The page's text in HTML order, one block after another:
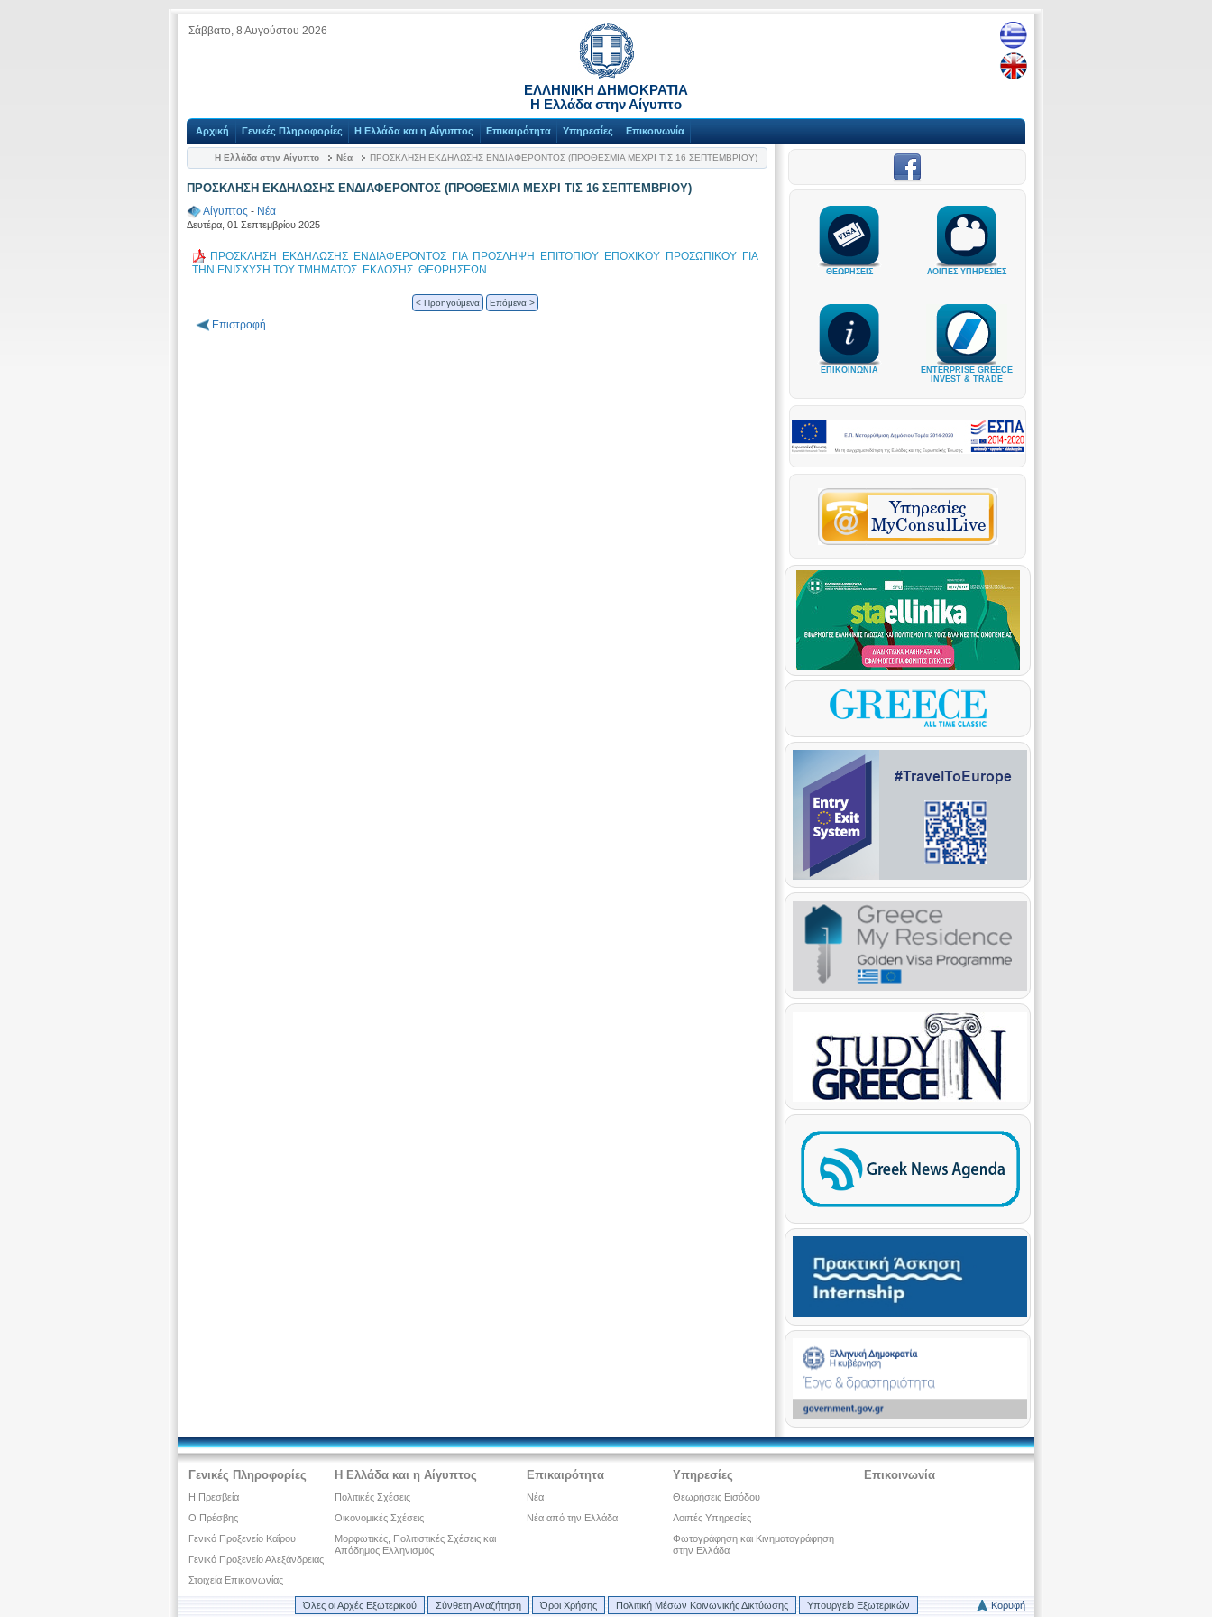
Σάββατο, 8 Αυγούστου 2026
ΕΛΛΗΝΙΚΗ ΔΗΜΟΚΡΑΤΙΑ
Η Ελλάδα στην Αίγυπτο
Αρχική Γενικές Πληροφορίες Η Ελλάδα και η Αίγυπτος Επικαιρότητα Υπηρεσίες Επικοινωνία
Η Ελλάδα στην Αίγυπτο Νέα ΠΡΟΣΚΛΗΣΗ ΕΚΔΗΛΩΣΗΣ ΕΝΔΙΑΦΕΡΟΝΤΟΣ (ΠΡΟΘΕΣΜΙΑ ΜΕΧΡΙ ΤΙΣ 16 ΣΕΠΤΕΜΒΡΙΟΥ)
ΠΡΟΣΚΛΗΣΗ ΕΚΔΗΛΩΣΗΣ ΕΝΔΙΑΦΕΡΟΝΤΟΣ (ΠΡΟΘΕΣΜΙΑ ΜΕΧΡΙ ΤΙΣ 16 ΣΕΠΤΕΜΒΡΙΟΥ)
Αίγυπτος - Νέα
Δευτέρα, 01 Σεπτεμβρίου 2025
ΠΡΟΣΚΛΗΣΗ ΕΚΔΗΛΩΣΗΣ ΕΝΔΙΑΦΕΡΟΝΤΟΣ ΓΙΑ ΠΡΟΣΛΗΨΗ ΕΠΙΤΟΠΙΟΥ ΕΠΟΧΙΚΟΥ ΠΡΟΣΩΠΙΚΟΥ ΓΙΑ
ΤΗΝ ΕΝΙΣΧΥΣΗ ΤΟΥ ΤΜΗΜΑΤΟΣ ΕΚΔΟΣΗΣ ΘΕΩΡΗΣΕΩΝ
< Προηγούμενα Επόμενα >
Επιστροφή
ΘΕΩΡΗΣΕΙΣ ΛΟΙΠΕΣ ΥΠΗΡΕΣΙΕΣ
ΕΠΙΚΟΙΝΩΝΙΑ
ENTERPRISE GREECE
INVEST & TRADE
Γενικές Πληροφορίες
Η Πρεσβεία
Ο Πρέσβης
Γενικό Προξενείο Καΐρου
Γενικό Προξενείο Αλεξάνδρειας
Στοιχεία Επικοινωνίας
Η Ελλάδα και η Αίγυπτος
Πολιτικές Σχέσεις
Οικονομικές Σχέσεις
Μορφωτικές, Πολιτιστικές Σχέσεις και
Απόδημος Ελληνισμός
Επικαιρότητα
Νέα
Νέα από την Ελλάδα
Υπηρεσίες
Θεωρήσεις Εισόδου
Λοιπές Υπηρεσίες
Φωτογράφηση και Κινηματογράφηση
στην Ελλάδα
Επικοινωνία
Όλες οι Αρχές Εξωτερικού Σύνθετη Αναζήτηση Όροι Χρήσης Πολιτική Μέσων Κοινωνικής Δικτύωσης Υπουργείο Εξωτερικών Κορυφή